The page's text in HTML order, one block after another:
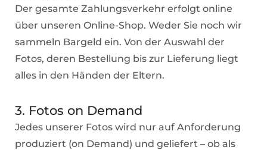
Der gesamte Zahlungsverkehr erfolgt online
über unseren Online-Shop. Weder Sie noch wir
sammeln Bargeld ein. Von der Auswahl der
Fotos, deren Bestellung bis zur Lieferung liegt
alles in den Händen der Eltern.
3. Fotos on Demand
Jedes unserer Fotos wird nur auf Anforderung
produziert (on Demand) und geliefert – ob als